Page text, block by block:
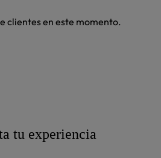
clientes en este momento.
tu experiencia